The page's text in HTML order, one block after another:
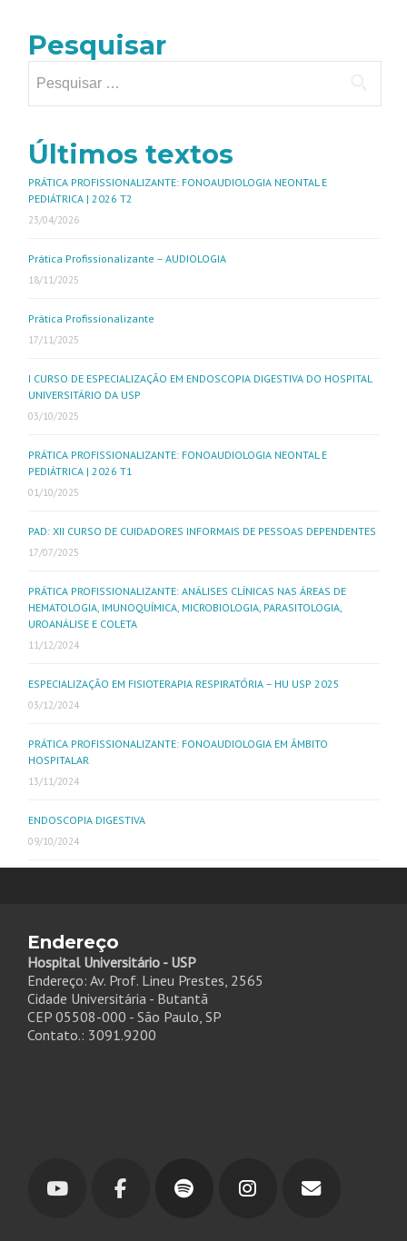
Pesquisar
Últimos textos
PRÁTICA PROFISSIONALIZANTE: FONOAUDIOLOGIA NEONTAL E
PEDIÁTRICA | 2026 T2
23/04/2026
Prática Profissionalizante – AUDIOLOGIA
18/11/2025
Prática Profissionalizante
17/11/2025
I CURSO DE ESPECIALIZAÇÃO EM ENDOSCOPIA DIGESTIVA DO HOSPITAL
UNIVERSITÁRIO DA USP
03/10/2025
PRÁTICA PROFISSIONALIZANTE: FONOAUDIOLOGIA NEONTAL E
PEDIÁTRICA | 2026 T1
01/10/2025
PAD: XII CURSO DE CUIDADORES INFORMAIS DE PESSOAS DEPENDENTES
17/07/2025
PRÁTICA PROFISSIONALIZANTE: ANÁLISES CLÍNICAS NAS ÁREAS DE
HEMATOLOGIA, IMUNOQUÍMICA, MICROBIOLOGIA, PARASITOLOGIA,
UROANÁLISE E COLETA
11/12/2024
ESPECIALIZAÇÃO EM FISIOTERAPIA RESPIRATÓRIA – HU USP 2025
03/12/2024
PRÁTICA PROFISSIONALIZANTE: FONOAUDIOLOGIA EM ÂMBITO
HOSPITALAR
13/11/2024
ENDOSCOPIA DIGESTIVA
09/10/2024
Endereço
Hospital Universitário - USP
Endereço: Av. Prof. Lineu Prestes, 2565
Cidade Universitária - Butantã
CEP 05508-000 - São Paulo, SP
Contato.: 3091.9200